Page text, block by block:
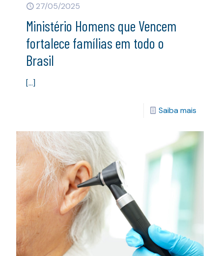
27/05/2025
Ministério Homens que Vencem
fortalece famílias em todo o
Brasil
[…]
Saiba mais